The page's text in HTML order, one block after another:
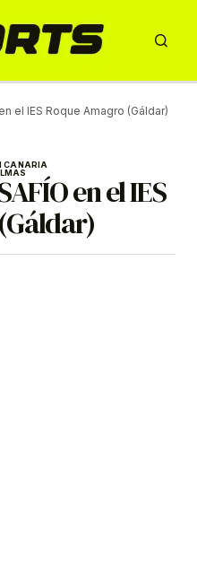
el IES Roque Amagro (Gáldar)
CANARIA
en el IES